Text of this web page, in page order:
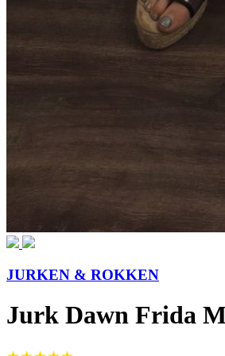
JURKEN & ROKKEN
Jurk Dawn Frida